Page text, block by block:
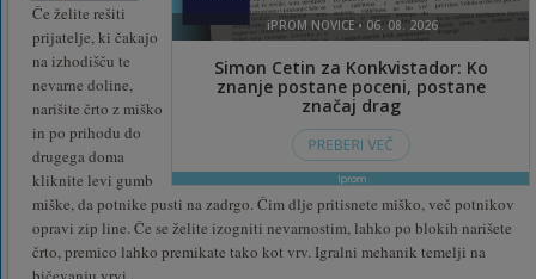
Če želite rešiti
prijatelje, ki čakajo
na izhodišču te
nevarne doline,
narišite črto z miško
in po prihodu do
drugega doma
kliknite levi gumb
miške, da potnike pusti na zadrgo. Čim dlje pritisnete miško, več potnikov
opravi zip line. Če se želite izogniti nevarnostim, lahko po blokih narišete
črto, premico lahko premikate tako kot vrv. Igralni mehanik temelji na